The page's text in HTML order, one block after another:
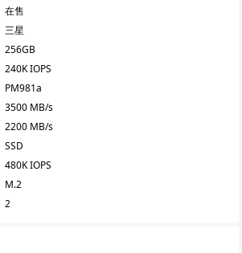
在售
三星
256GB
240K IOPS
PM981a
3500 MB/s
2200 MB/s
SSD
480K IOPS
M.2
2